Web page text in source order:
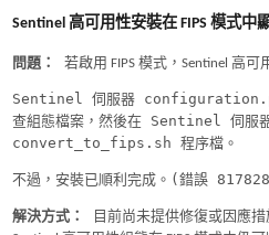
Sentinel 高可用性安裝在 FIPS 模式中
問題： 若啟用 FIPS 模式，Sentinel 高
Sentinel 伺服器
查組態檔案，然後在 Sentinel 伺服
convert_to_fips.sh 程序檔。
不過，安裝已順利完成。 (錯誤
解決方式：
目前尚未提供修復或因應